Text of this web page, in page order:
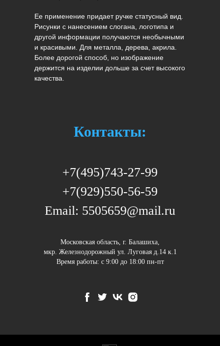
Ее применение придает ручке статусный вид.
Рисунки с нанесением слогана, логотипа и
другой информации получаются необычными
и красивыми. Для металла, дерева, акрила.
Более дорогой способ, но изображение
держится на изделии дольше за счет высокого
качества.
Контакты:
+7(495)743-27-99
+7(929)550-56-59
Email: 5505659@mail.ru
Московская область, г. Балашиха,
мкр. Железнодорожный ул. Луговая д.14 к.1
Время работы: c 9:00 до 18:00 пн-пт